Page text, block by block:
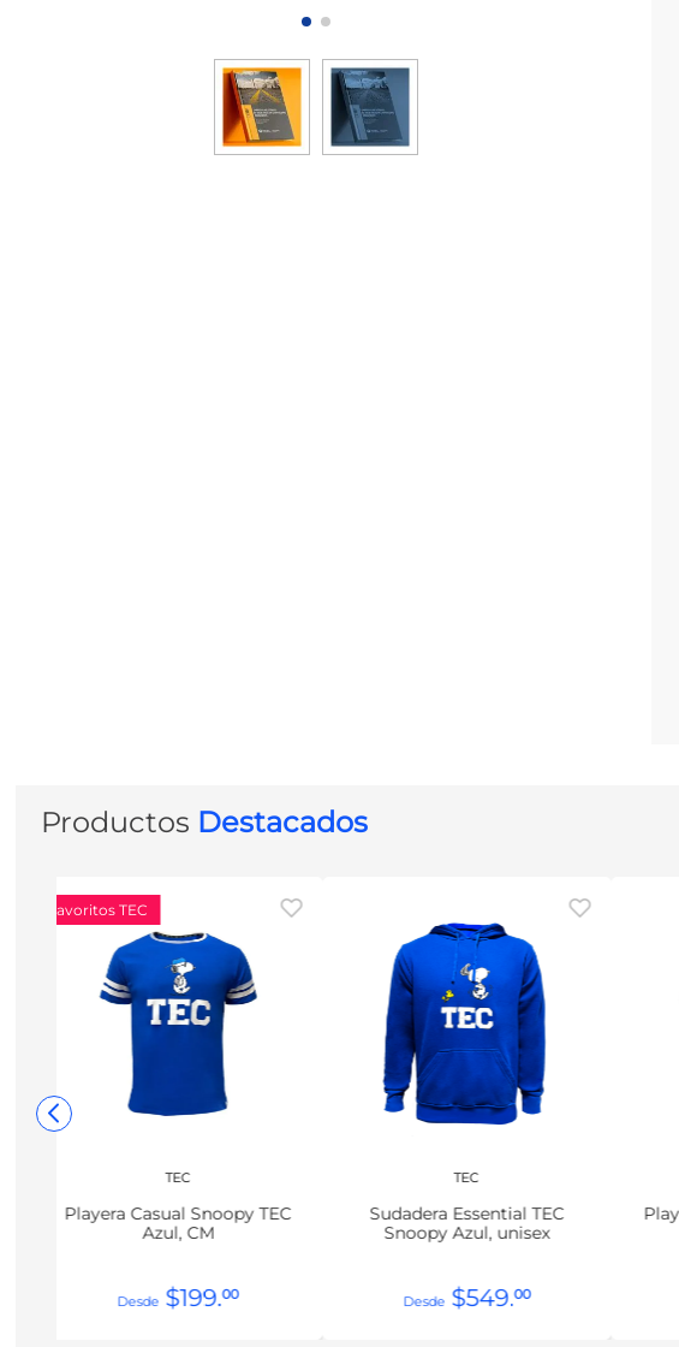
Productos Destacados
Favoritos TEC
TEC
Playera Casual Snoopy TEC
Azul, CM
$199.00
TEC
Sudadera Essential TEC
Snoopy Azul, unisex
$549.00